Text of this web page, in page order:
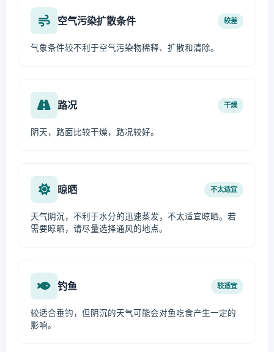
空气污染扩散条件 较差
气象条件较不利于空气污染物稀释、扩散和清除。
路况 干燥
阴天，路面比较干燥，路况较好。
晾晒 不太适宜
天气阴沉，不利于水分的迅速蒸发，不太适宜晾晒。若
需要晾晒，请尽量选择通风的地点。
钓鱼 较适宜
较适合垂钓，但阴沉的天气可能会对鱼吃食产生一定的
影响。